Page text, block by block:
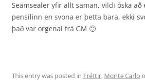
Seamsealer yfir allt saman, vildi óska
pensilinn en svona er þetta bara, ekki
það var orgenal frá GM 🙂
This entry was posted in Fréttir, Monte Carlo